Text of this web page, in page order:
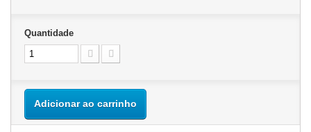
Quantidade
Adicionar ao carrinho